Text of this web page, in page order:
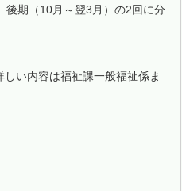
期（10月～翌3月）の2回に分
い内容は福祉課一般福祉係ま